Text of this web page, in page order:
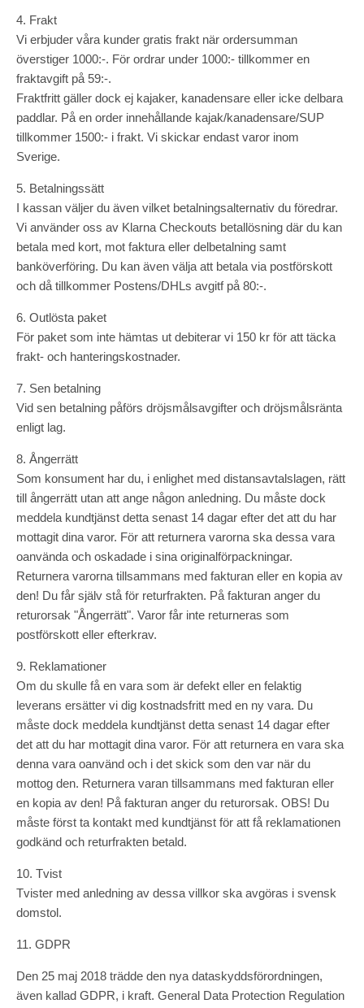
4. Frakt
Vi erbjuder våra kunder gratis frakt när ordersumman
överstiger 1000:-. För ordrar under 1000:- tillkommer en
fraktavgift på 59:-.
Fraktfritt gäller dock ej kajaker, kanadensare eller icke delbara
paddlar. På en order innehållande kajak/kanadensare/SUP
tillkommer 1500:- i frakt. Vi skickar endast varor inom
Sverige.
5. Betalningssätt
I kassan väljer du även vilket betalningsalternativ du föredrar.
Vi använder oss av Klarna Checkouts betallösning där du kan
betala med kort, mot faktura eller delbetalning samt
banköverföring. Du kan även välja att betala via postförskott
och då tillkommer Postens/DHLs avgitf på 80:-.
6. Outlösta paket
För paket som inte hämtas ut debiterar vi 150 kr för att täcka
frakt- och hanteringskostnader.
7. Sen betalning
Vid sen betalning påförs dröjsmålsavgifter och dröjsmålsränta
enligt lag.
8. Ångerrätt
Som konsument har du, i enlighet med distansavtalslagen, rätt
till ångerrätt utan att ange någon anledning. Du måste dock
meddela kundtjänst detta senast 14 dagar efter det att du har
mottagit dina varor. För att returnera varorna ska dessa vara
oanvända och oskadade i sina originalförpackningar.
Returnera varorna tillsammans med fakturan eller en kopia av
den! Du får själv stå för returfrakten. På fakturan anger du
returorsak "Ångerrätt". Varor får inte returneras som
postförskott eller efterkrav.
9. Reklamationer
Om du skulle få en vara som är defekt eller en felaktig
leverans ersätter vi dig kostnadsfritt med en ny vara. Du
måste dock meddela kundtjänst detta senast 14 dagar efter
det att du har mottagit dina varor. För att returnera en vara ska
denna vara oanvänd och i det skick som den var när du
mottog den. Returnera varan tillsammans med fakturan eller
en kopia av den! På fakturan anger du returorsak. OBS! Du
måste först ta kontakt med kundtjänst för att få reklamationen
godkänd och returfrakten betald.
10. Tvist
Tvister med anledning av dessa villkor ska avgöras i svensk
domstol.
11. GDPR
Den 25 maj 2018 trädde den nya dataskyddsförordningen,
även kallad GDPR, i kraft. General Data Protection Regulation